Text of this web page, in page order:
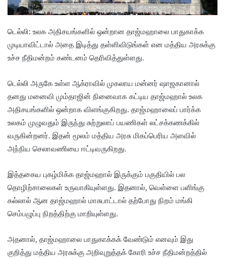
டெல்லி: உலக அதிசயங்களில் ஒன்றான தாஜ்மஹாலை பாதுகாக்க
முடியாவிட்டால் அதை இடித்து தள்ளிவிடுங்கள் என மத்திய அரசுக்கு
உச்ச நீதிமன்றம் கண்டனம் தெரிவித்துள்ளது.
டெல்லி அருகே உள்ள ஆக்ராவில் முகலாய மன்னர் ஷாஜகானால்
தனது மனைவி மும்தாஜின் நினைவாக கட்டிய தாஜ்மஹால் உலக
அதிசயங்களில் ஒன்றாக விளங்குகிறது. தாஜ்மஹாலைப் பார்க்க
உலகம் முழுவதும் இருந்து சுற்றுலாப் பயணிகள் லட்சக்கணக்கில்
வருகின்றனர். இதன் மூலம் மத்திய அரசு மிகப்பெரிய அளவில்
அந்நிய செலாவணியை ஈட்டிவருகிறது.
இத்தகைய புகழ்மிக்க தாஜ்மஹால் இருக்கும் பகுதியில் பல
தொழிற்சாலைகள் உருவாகியுள்ளது. இதனால், வெள்ளை பளிங்கு
கல்லால் ஆன தாஜ்மஹால் மாசுபாட்டால் தற்போது நிறம் மங்கி
செம்பழுப்பு நிறத்திற்கு மாறியுள்ளது.
அதனால், தாஜ்மஹாலை பாதுகாக்கக் வேண்டும் எனவும் இது
குறித்து மத்திய அரசுக்கு அறிவுறுத்தக் கோரி உச்ச நீதிமன்றத்தில்